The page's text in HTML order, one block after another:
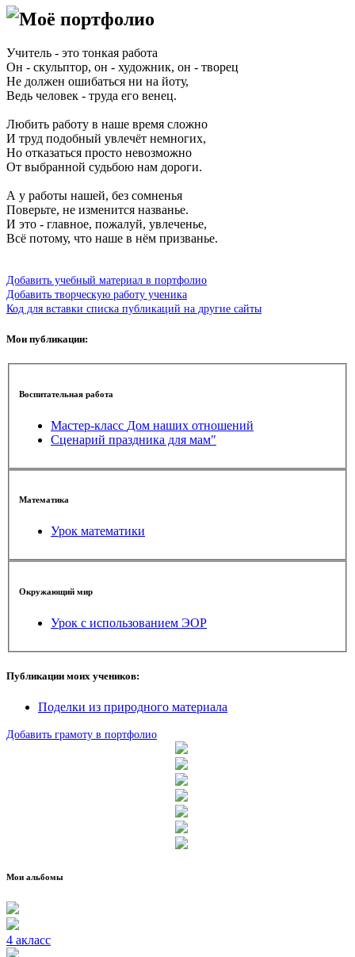
Моё портфолио
Учитель - это тонкая работа
Он - скульптор, он - художник, он - творец
Не должен ошибаться ни на йоту,
Ведь человек - труда его венец.
Любить работу в наше время сложно
И труд подобный увлечёт немногих,
Но отказаться просто невозможно
От выбранной судьбою нам дороги.
А у работы нашей, без сомненья
Поверьте, не изменится названье.
И это - главное, пожалуй, увлеченье,
Всё потому, что наше в нём призванье.
Добавить учебный материал в портфолио
Добавить творческую работу ученика
Код для вставки списка публикаций на другие сайты
Мои публикации:
Воспитательная работа
Мастер-класс Дом наших отношений
Сценарий праздника для мам"
Математика
Урок математики
Окружающий мир
Урок с использованием ЭОР
Публикации моих учеников:
Поделки из природного материала
Добавить грамоту в портфолио
Мои альбомы
4 акласс